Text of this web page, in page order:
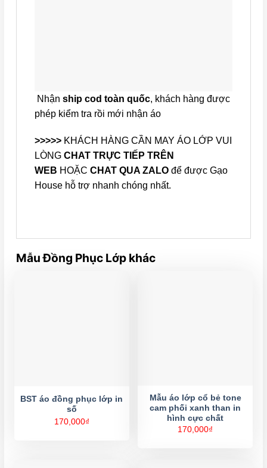
Nhận ship cod toàn quốc, khách hàng được
phép kiểm tra rồi mới nhận áo
>>>>> KHÁCH HÀNG CẦN MAY ÁO LỚP VUI
LÒNG CHAT TRỰC TIẾP TRÊN
WEB HOẶC CHAT QUA ZALO để được Gạo
House hỗ trợ nhanh chóng nhất.
Mẫu Đồng Phục Lớp khác
BST áo đồng phục lớp in
số
170,000₫
Mẫu áo lớp cổ bẻ tone
cam phối xanh than in
hình cực chất
170,000₫